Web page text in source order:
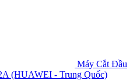
Máy Cắt Đầu
(HUAWEI - Trung Quốc)